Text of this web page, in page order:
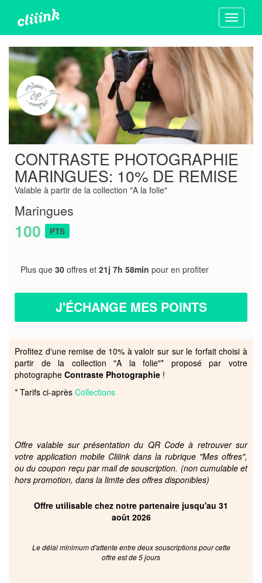
Toggle
CONTRASTE PHOTOGRAPHIE
MARINGUES: 10% DE REMISE
Valable à partir de la collection "A la folie"
Maringues
100 PTS
Plus que 30 offres et 21j 7h 58min pour en profiter
J'ÉCHANGE MES POINTS
Profitez d'une remise de 10% à valoir sur sur le forfait choisi à
partir de la collection "A la folie"* proposé par votre
photographe Contraste Photographie !
* Tarifs ci-après Collections
Offre valable sur présentation du QR Code à retrouver sur
votre application mobile Cliiink dans la rubrique "Mes offres",
ou du coupon reçu par mail de souscription. (non cumulable et
hors promotion, dans la limite des offres disponibles)
Offre utilisable chez notre partenaire jusqu'au 31
août 2026
Le délai minimum d'attente entre deux souscriptions pour cette
offre est de 5 jours